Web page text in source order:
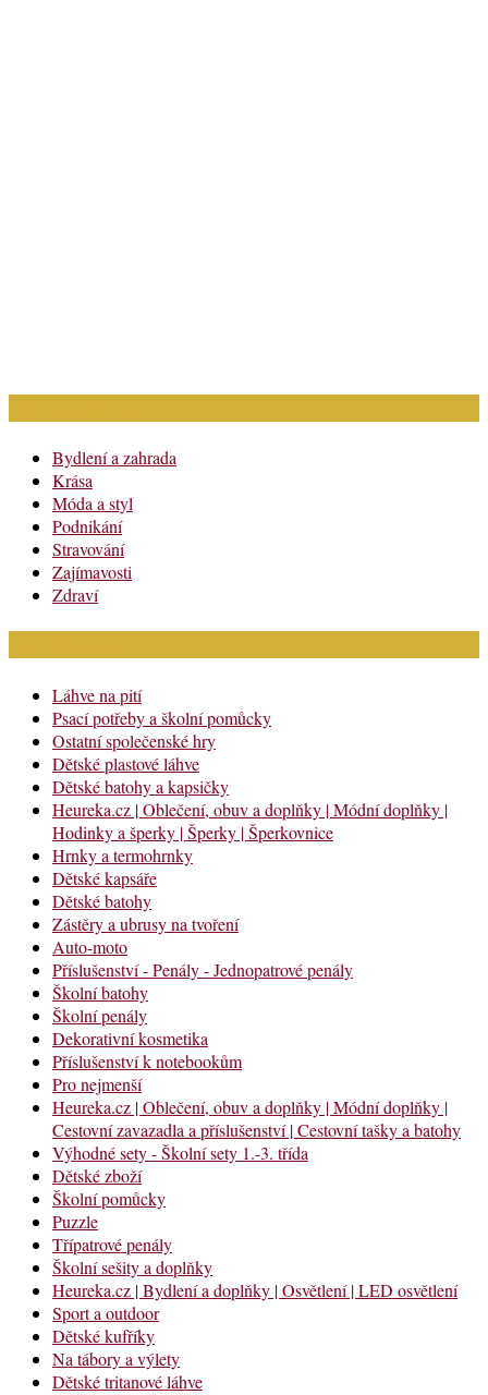
Bydlení a zahrada
Krása
Móda a styl
Podnikání
Stravování
Zajímavosti
Zdraví
Láhve na pití
Psací potřeby a školní pomůcky
Ostatní společenské hry
Dětské plastové láhve
Dětské batohy a kapsičky
Heureka.cz | Oblečení, obuv a doplňky | Módní doplňky |
Hodinky a šperky | Šperky | Šperkovnice
Hrnky a termohrnky
Dětské kapsáře
Dětské batohy
Zástěry a ubrusy na tvoření
Auto-moto
Příslušenství - Penály - Jednopatrové penály
Školní batohy
Školní penály
Dekorativní kosmetika
Příslušenství k notebookům
Pro nejmenší
Heureka.cz | Oblečení, obuv a doplňky | Módní doplňky |
Cestovní zavazadla a příslušenství | Cestovní tašky a batohy
Výhodné sety - Školní sety 1.-3. třída
Dětské zboží
Školní pomůcky
Puzzle
Třípatrové penály
Školní sešity a doplňky
Heureka.cz | Bydlení a doplňky | Osvětlení | LED osvětlení
Sport a outdoor
Dětské kufříky
Na tábory a výlety
Dětské tritanové láhve